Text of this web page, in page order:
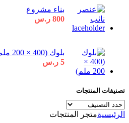
بناء مشروع
800 ر.س
بلوك (400 × 200 ملم)
5 ر.س
تصنيفات المنتجات
الرئيسيةمتجر المنتجات